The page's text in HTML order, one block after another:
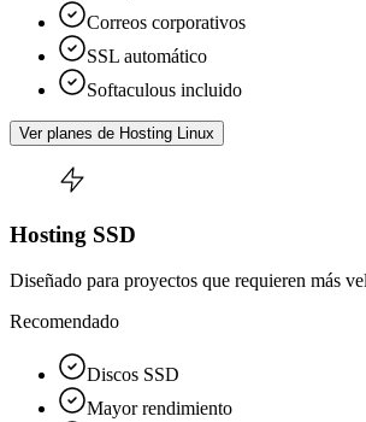
Correos corporativos
SSL automático
Softaculous incluido
Ver planes de Hosting Linux
Hosting SSD
Diseñado para proyectos que requieren más
Recomendado
Discos SSD
Mayor rendimiento